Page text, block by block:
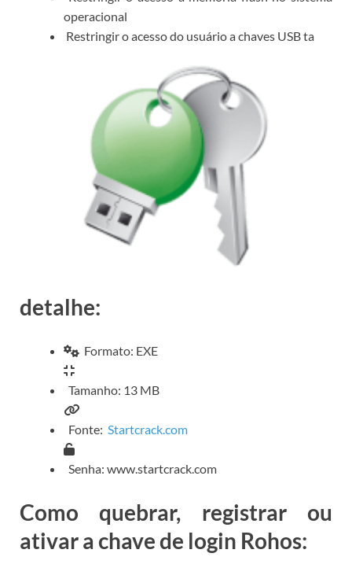
operacional
Restringir o acesso do usuário a chaves USB ta
detalhe:
Formato: EXE
Tamanho: 13 MB
Fonte: Startcrack.com
Senha: www.startcrack.com
Como quebrar, registrar ou
ativar a chave de login Rohos: